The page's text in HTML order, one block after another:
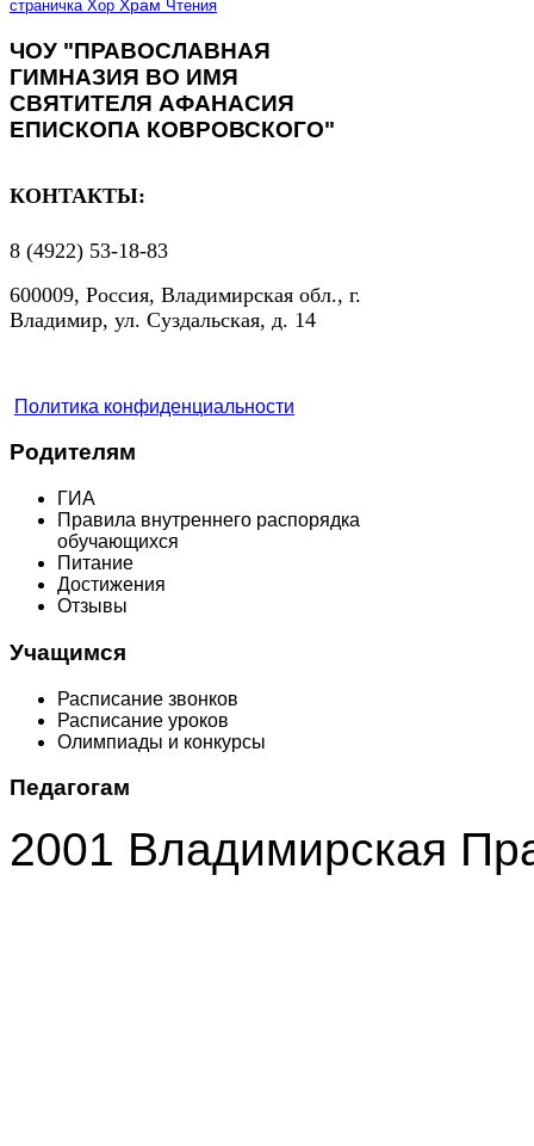
страничка Хор Храм Чтения
ЧОУ "ПРАВОСЛАВНАЯ
ГИМНАЗИЯ ВО ИМЯ
СВЯТИТЕЛЯ АФАНАСИЯ
ЕПИСКОПА КОВРОВСКОГО"
КОНТАКТЫ:
8 (4922) 53-18-83
600009, Россия, Владимирская обл., г.
Владимир, ул. Суздальская, д. 14
Политика конфиденциальности
Родителям
ГИА
Правила внутреннего распорядка
обучающихся
Питание
Достижения
Отзывы
Учащимся
Расписание звонков
Расписание уроков
Олимпиады и конкурсы
Педагогам
2001 Владимирская